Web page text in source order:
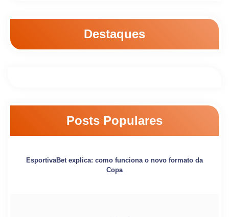
Destaques
Posts Populares
EsportivaBet explica: como funciona o novo formato da
Copa